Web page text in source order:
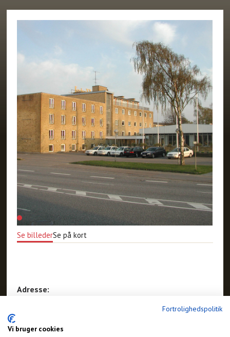
Fortrolighedspolitik
Vi bruger cookies
Se billederSe på kort
Adresse: